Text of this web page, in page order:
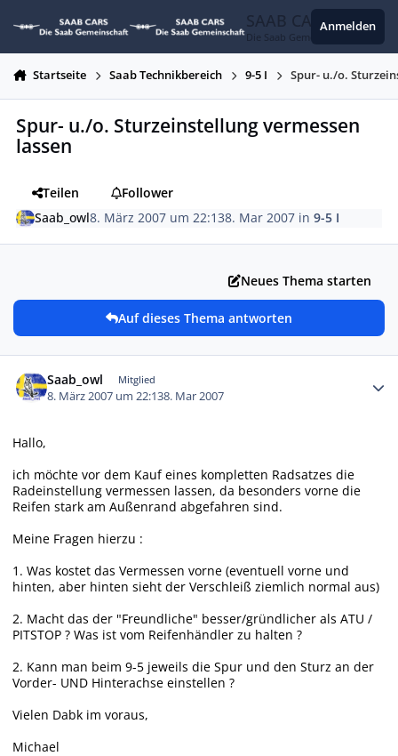
SAAB CARS
Die Saab Gemeinschaft
Anmelden
Startseite Saab Technikbereich 9-5 I Spur- u./o.
Spur- u./o. Sturzeinstellung vermessen
lassen
Teilen
Follower
Saab_owl8. März 2007 um 22:138. Mar 2007 in9-5 I
Neues Thema starten
Auf dieses Thema antworten
Saab_owl Mitglied
8. März 2007 um 22:138. Mar 2007
Hallo,
ich möchte vor dem Kauf eines kompletten Radsatzes die
Radeinstellung vermessen lassen, da besonders vorne die
Reifen stark am Außenrand abgefahren sind.
Meine Fragen hierzu :
1. Was kostet das Vermessen vorne (eventuell vorne und
hinten, aber hinten sieht der Verschleiß ziemlich normal aus)
2. Macht das der "Freundliche" besser/gründlicher als ATU /
PITSTOP ? Was ist vom Reifenhändler zu halten ?
2. Kann man beim 9-5 jeweils die Spur und den Sturz an der
Vorder- UND Hinterachse einstellen ?
Vielen Dabk im voraus,
Michael